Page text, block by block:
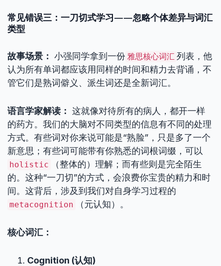
常见错误三：一刀切式学习——忽略个体差异与词汇
类型
故事场景： 小强同学拿到一份 雅思核心词汇 列表，他
认为所有单词都应该用同样的时间和精力去背诵，不
管它们是熟词僻义、派生词还是全新词汇。
语言学家解读： 这就像对待所有的病人，都开一样
的药方。我们的大脑对不同类型的信息有不同的处理
方式。有些词对你来说可能是“熟脸”，只是多了一个
新意思；有些词可能带有你熟悉的词根词缀，可以
holistic
（整体的）理解；而有些则是完全陌生
的。这种“一刀切”的方式，会浪费你宝贵的精力和时
间。这背后，涉及到我们对自身学习过程的
metacognition （元认知）。
核心词汇：
Cognition (认知)